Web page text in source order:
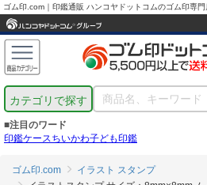
ゴム印.com｜印鑑通販 ハンコヤドットコムのゴム印専門
カテゴリで探す
■注目のワード
印鑑ケースちいかわ子ども印鑑
ゴム印.com
イラスト スタンプ